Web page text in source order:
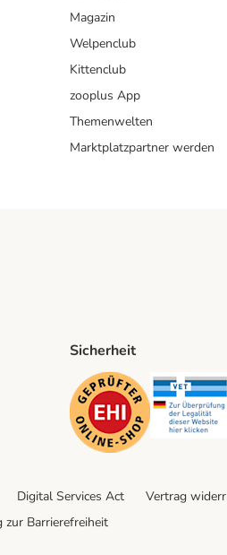
Magazin
Welpenclub
Kittenclub
zooplus App
Themenwelten
Marktplatzpartner werden
Sicherheit
Security
Digital Services Act Vertrag
zur Barrierefreiheit